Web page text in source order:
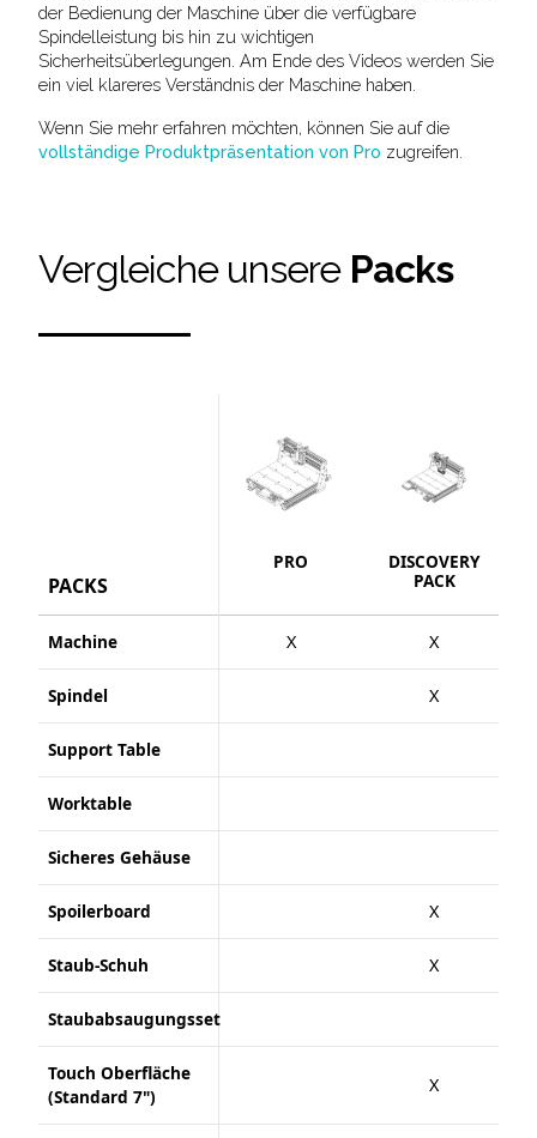
der Bedienung der Maschine über die verfügbare
Spindelleistung bis hin zu wichtigen
Sicherheitsüberlegungen. Am Ende des Videos werden Sie
ein viel klareres Verständnis der Maschine haben.
Wenn Sie mehr erfahren möchten, können Sie auf die
vollständige Produktpräsentation von Pro zugreifen.
Vergleiche unsere Packs
PACKS
PRO
DISCOVERY
PACK
Machine X X
Spindel X
Support Table
Worktable
Sicheres Gehäuse
Spoilerboard X
Staub-Schuh X
Staubabsaugungsset
Touch Oberfläche
(Standard 7")
X